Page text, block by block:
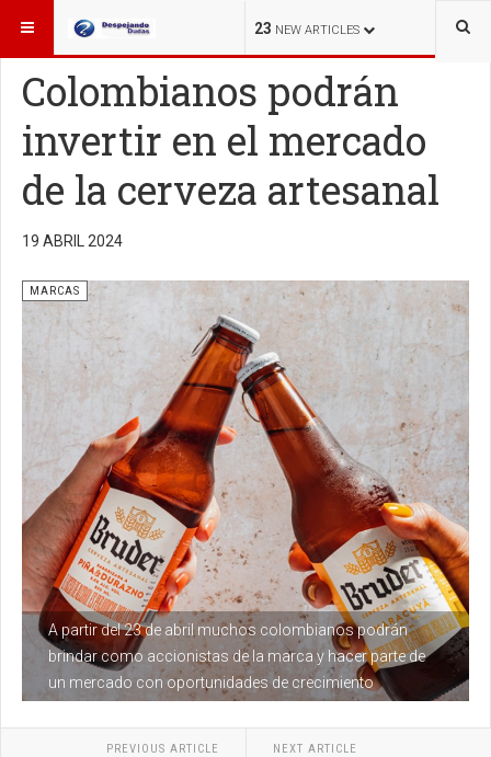
23 NEW ARTICLES
ESTÁ AQUÍ: MARCAS
Colombianos podrán
invertir en el mercado
de la cerveza artesanal
19 ABRIL 2024
A partir del 23 de abril muchos colombianos podrán
brindar como accionistas de la marca y hacer parte de
un mercado con oportunidades de crecimiento
MARCAS
PREVIOUS ARTICLE NEXT ARTICLE